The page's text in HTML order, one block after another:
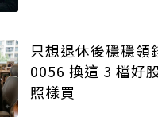
只想退休後穩穩領
0056 換這 3 檔好
照樣買